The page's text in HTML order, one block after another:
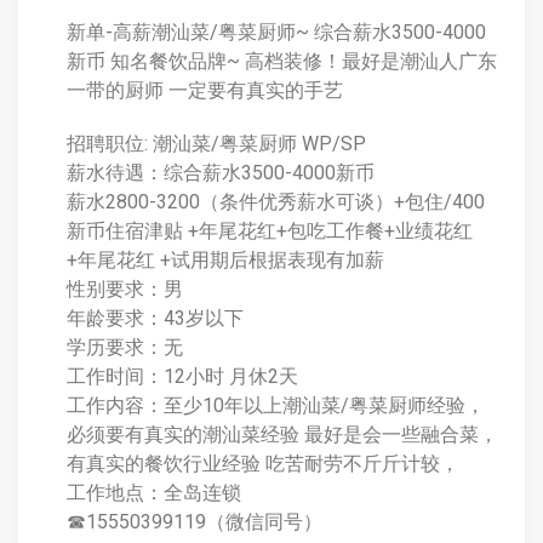
新单-高薪潮汕菜/粤菜厨师~ 综合薪水3500-4000
新币 知名餐饮品牌~ 高档装修！最好是潮汕人广东
一带的厨师 一定要有真实的手艺
招聘职位: 潮汕菜/粤菜厨师 WP/SP
薪水待遇：综合薪水3500-4000新币
薪水2800-3200（条件优秀薪水可谈）+包住/400
新币住宿津贴 +年尾花红+包吃工作餐+业绩花红
+年尾花红 +试用期后根据表现有加薪
性别要求：男
年龄要求：43岁以下
学历要求：无
工作时间：12小时 月休2天
工作内容：至少10年以上潮汕菜/粤菜厨师经验，
必须要有真实的潮汕菜经验 最好是会一些融合菜，
有真实的餐饮行业经验 吃苦耐劳不斤斤计较，
工作地点：全岛连锁
☎15550399119（微信同号）